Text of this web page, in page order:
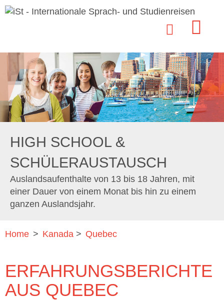
HIGH SCHOOL &
SCHÜLERAUSTAUSCH
Auslandsaufenthalte von 13 bis 18 Jahren, mit
einer Dauer von einem Monat bis hin zu einem
ganzen Auslandsjahr.
Home > Kanada > Quebec
ERFAHRUNGSBERICHTE
AUS QUEBEC